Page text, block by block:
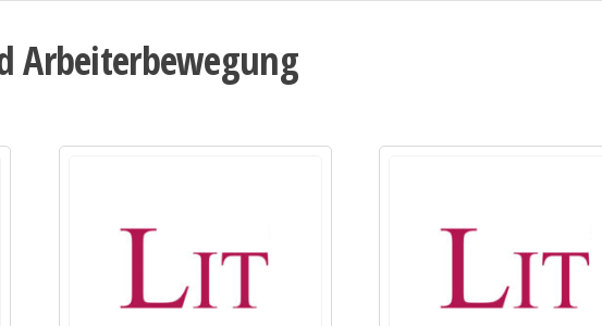
Arbeiterbewegung